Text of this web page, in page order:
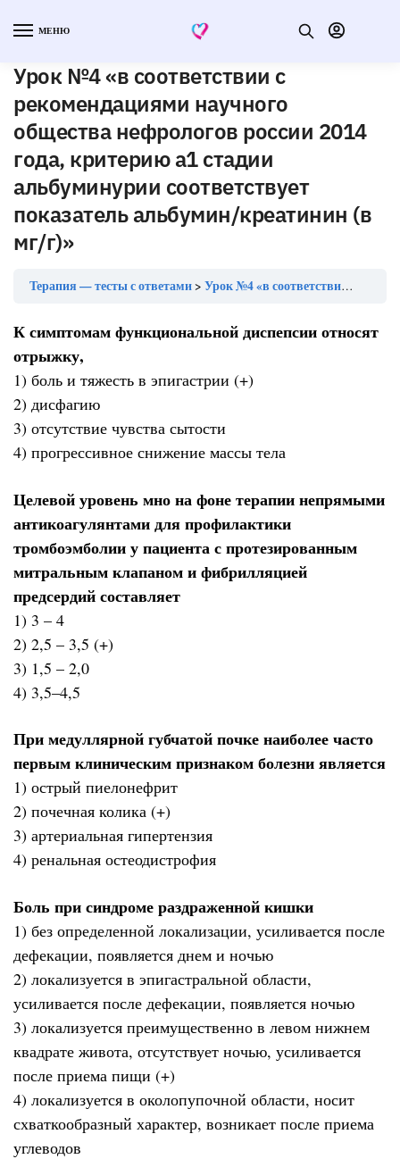
МЕНЮ
Урок №4 «в соответствии с
рекомендациями научного
общества нефрологов россии 2014
года, критерию а1 стадии
альбуминурии соответствует
показатель альбумин/креатинин (в
мг/г)»
Терапия — тесты с ответами Урок №4 «в соответствии с рекомендациями научного общества нефрологов россии 2014 года, критерию а1 стадии альбуминурии соответствует показатель альбумин/креатинин (в мг/г)»
К симптомам функциональной диспепсии относят
отрыжку,
1) боль и тяжесть в эпигастрии (+)
2) дисфагию
3) отсутствие чувства сытости
4) прогрессивное снижение массы тела
Целевой уровень мно на фоне терапии непрямыми
антикоагулянтами для профилактики
тромбоэмболии у пациента с протезированным
митральным клапаном и фибрилляцией
предсердий составляет
1) 3 – 4
2) 2,5 – 3,5 (+)
3) 1,5 – 2,0
4) 3,5–4,5
При медуллярной губчатой почке наиболее часто
первым клиническим признаком болезни является
1) острый пиелонефрит
2) почечная колика (+)
3) артериальная гипертензия
4) ренальная остеодистрофия
Боль при синдроме раздраженной кишки
1) без определенной локализации, усиливается после
дефекации, появляется днем и ночью
2) локализуется в эпигастральной области,
усиливается после дефекации, появляется ночью
3) локализуется преимущественно в левом нижнем
квадрате живота, отсутствует ночью, усиливается
после приема пищи (+)
4) локализуется в околопупочной области, носит
схваткообразный характер, возникает после приема
углеводов